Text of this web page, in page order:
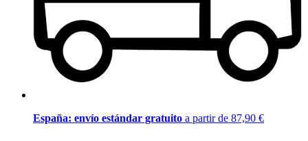
España: envío estándar gratuito a partir de 87,90 €